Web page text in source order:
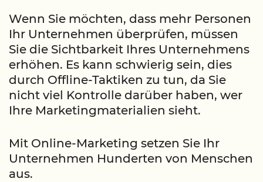
Wenn Sie möchten, dass mehr Personen
Ihr Unternehmen überprüfen, müssen
Sie die Sichtbarkeit Ihres Unternehmens
erhöhen. Es kann schwierig sein, dies
durch Offline-Taktiken zu tun, da Sie
nicht viel Kontrolle darüber haben, wer
Ihre Marketingmaterialien sieht.
Mit Online-Marketing setzen Sie Ihr
Unternehmen Hunderten von Menschen
aus.